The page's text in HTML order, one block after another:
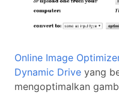
Online Image
Dynamic Drive yang
mengoptimalkan